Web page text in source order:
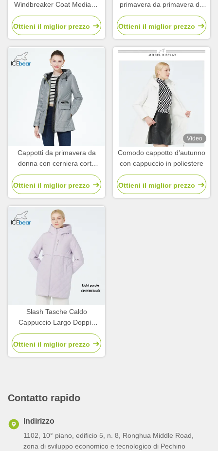
Windbreaker Coat Mediana
Lunghezza Collezione
Primaverili Per Donne
Autunno
Ottieni il miglior prezzo
primavera da primavera da
autunno con cerniera a
cerniera
Ottieni il miglior prezzo
Cappotti da primavera da
donna con cerniera corto
impermeabile Windbreaker
Slimming Fit
Ottieni il miglior prezzo
Video
Comodo cappotto d'autunno
con cappuccio in poliestere
Ottieni il miglior prezzo
Slash Tasche Caldo
Cappuccio Largo Doppia
Cerniera Stile Giacca
Leggera
Ottieni il miglior prezzo
Contatto rapido
Indirizzo
1102, 10° piano, edificio 5, n. 8, Ronghua Middle Road,
zona di sviluppo economico e tecnologico di Pechino